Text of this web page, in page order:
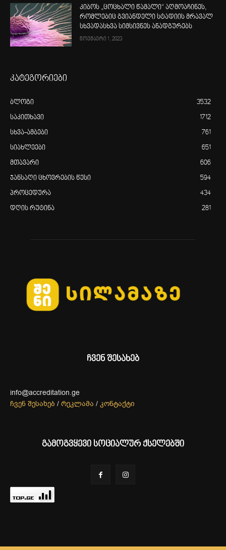
კიბოს „ცოცხალი წამალი“ აღმოაჩინეს,
რომლებიც გვიანდელი სტადიის მრავალ
სხვადასხვა სიმსივნეს ანადგურებს
ნოემბერი 1, 2023
კატეგორიები
ბლოგი 3532
საკითხავი 1712
სხვა-ამბები 761
სიახლეები 651
მთავარი 606
ჯანსაღი ცხოვრების წესი 594
პროცედურა 434
დღის რუტინა 281
ჩვენ შესახებ
info@accreditation.ge
ჩვენ შესახებ / რეკლამა / კონტაქტი
გამოგვყევი სოციალურ ქსელებში